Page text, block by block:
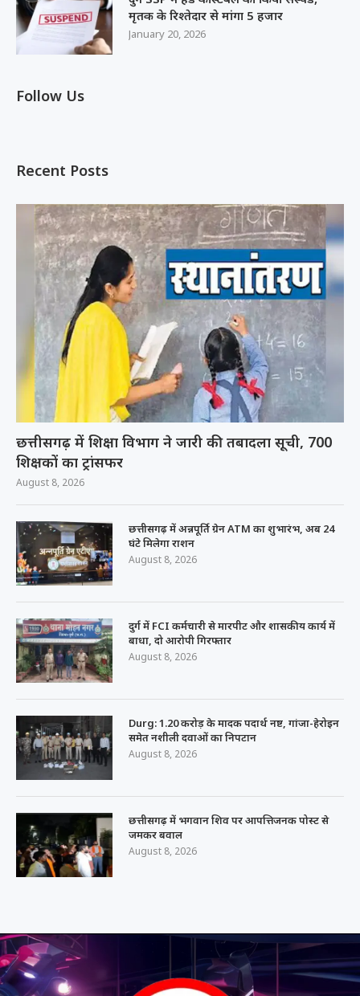
मृतक के रिश्तेदार से मांगा 5 हजार
January 20, 2026
Follow Us
Recent Posts
छत्तीसगढ़ में शिक्षा विभाग ने जारी की तबादला सूची, 700
शिक्षकों का ट्रांसफर
August 8, 2026
छत्तीसगढ़ में अन्नपूर्ति ग्रेन ATM का शुभारंभ, अब 24
घंटे मिलेगा राशन
August 8, 2026
दुर्ग में FCI कर्मचारी से मारपीट और शासकीय कार्य में
बाधा, दो आरोपी गिरफ्तार
August 8, 2026
Durg: 1.20 करोड़ के मादक पदार्थ नष्ट, गांजा-हेरोइन
समेत नशीली दवाओं का निपटान
August 8, 2026
छत्तीसगढ़ में भगवान शिव पर आपत्तिजनक पोस्ट से
जमकर बवाल
August 8, 2026